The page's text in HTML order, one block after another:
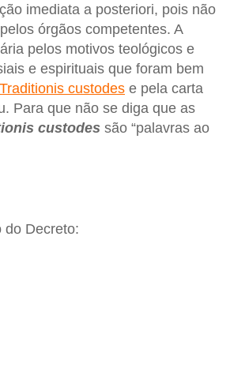
imediata a posteriori, pois não
órgãos competentes. A
pelos motivos teológicos e
e espirituais que foram bem
Traditionis custodes e pela carta
Para que não se diga que as
custodes são “palavras ao
do Decreto: